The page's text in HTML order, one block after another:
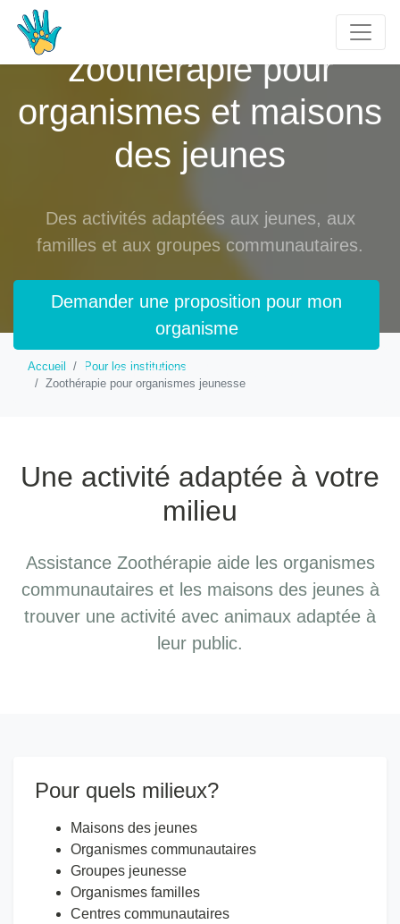
zoothérapie pour
organismes et maisons
des jeunes
Des activités adaptées aux jeunes, aux
familles et aux groupes communautaires.
Demander une proposition pour mon
organisme
Voir les zoothérapeutes
Accueil
Pour les institutions
Zoothérapie pour organismes jeunesse
Une activité adaptée à votre
milieu
Assistance Zoothérapie aide les organismes
communautaires et les maisons des jeunes à
trouver une activité avec animaux adaptée à
leur public.
Pour quels milieux?
Maisons des jeunes
Organismes communautaires
Groupes jeunesse
Organismes familles
Centres communautaires